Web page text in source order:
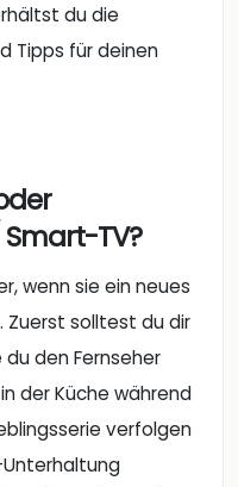
du die
Tipps für deinen
TV?
wenn sie ein neues
solltest du dir
den Fernseher
der Küche während
verfolgen